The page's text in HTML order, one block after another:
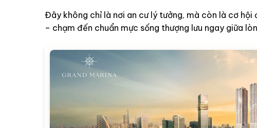
Đây không chỉ là nơi an cư lý tưởng, mà còn là cơ
– chạm đến chuẩn mực sống thượng lưu ngay giữa